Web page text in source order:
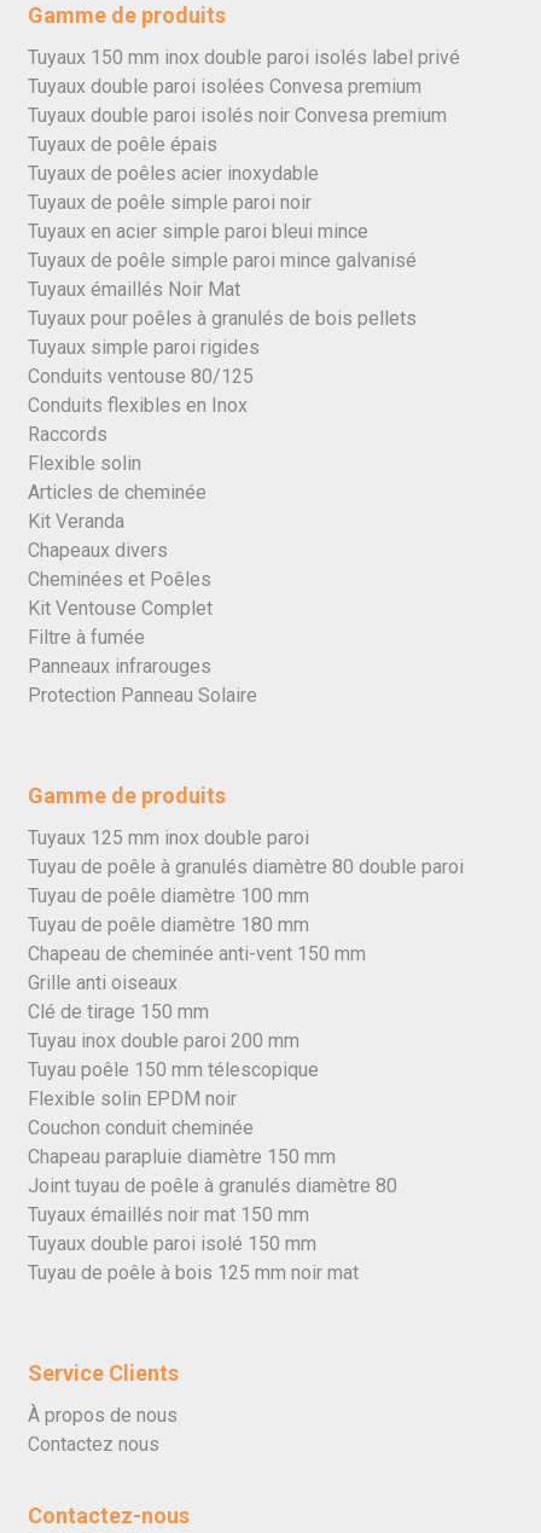
Gamme de produits
Tuyaux 150 mm inox double paroi isolés label privé
Tuyaux double paroi isolées Convesa premium
Tuyaux double paroi isolés noir Convesa premium
Tuyaux de poêle épais
Tuyaux de poêles acier inoxydable
Tuyaux de poêle simple paroi noir
Tuyaux en acier simple paroi bleui mince
Tuyaux de poêle simple paroi mince galvanisé
Tuyaux émaillés Noir Mat
Tuyaux pour poêles à granulés de bois pellets
Tuyaux simple paroi rigides
Conduits ventouse 80/125
Conduits flexibles en Inox
Raccords
Flexible solin
Articles de cheminée
Kit Veranda
Chapeaux divers
Cheminées et Poêles
Kit Ventouse Complet
Filtre à fumée
Panneaux infrarouges
Protection Panneau Solaire
Gamme de produits
Tuyaux 125 mm inox double paroi
Tuyau de poêle à granulés diamètre 80 double paroi
Tuyau de poêle diamètre 100 mm
Tuyau de poêle diamètre 180 mm
Chapeau de cheminée anti-vent 150 mm
Grille anti oiseaux
Clé de tirage 150 mm
Tuyau inox double paroi 200 mm
Tuyau poêle 150 mm télescopique
Flexible solin EPDM noir
Couchon conduit cheminée
Chapeau parapluie diamètre 150 mm
Joint tuyau de poêle à granulés diamètre 80
Tuyaux émaillés noir mat 150 mm
Tuyaux double paroi isolé 150 mm
Tuyau de poêle à bois 125 mm noir mat
Service Clients
À propos de nous
Contactez nous
Contactez-nous